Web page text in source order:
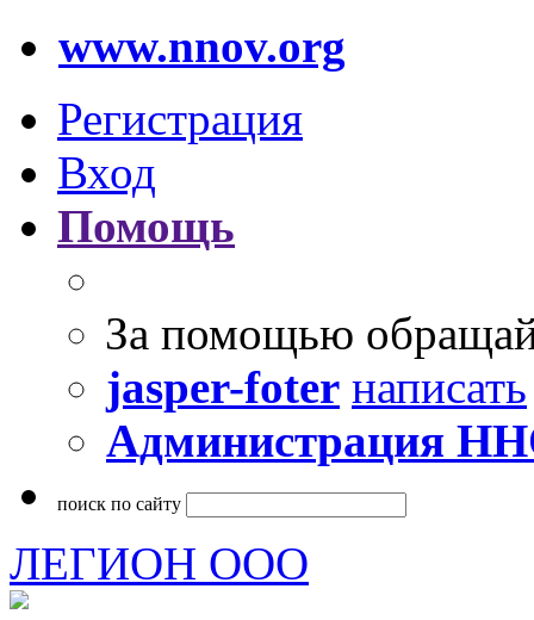
www.nnov.org
Регистрация
Вход
Помощь
За помощью
jasper-foter написать
Администрация
поиск по сайту
ЛЕГИОН ООО